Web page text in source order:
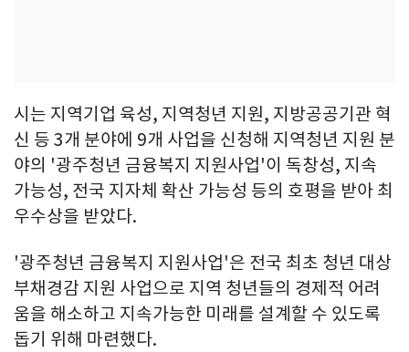
시는 지역기업 육성, 지역청년 지원, 지방공공기관 혁
신 등 3개 분야에 9개 사업을 신청해 지역청년 지원 분
야의 '광주청년 금융복지 지원사업'이 독창성, 지속
가능성, 전국 지자체 확산 가능성 등의 호평을 받아 최
우수상을 받았다.
'광주청년 금융복지 지원사업'은 전국 최초 청년 대상
부채경감 지원 사업으로 지역 청년들의 경제적 어려
움을 해소하고 지속가능한 미래를 설계할 수 있도록
돕기 위해 마련했다.